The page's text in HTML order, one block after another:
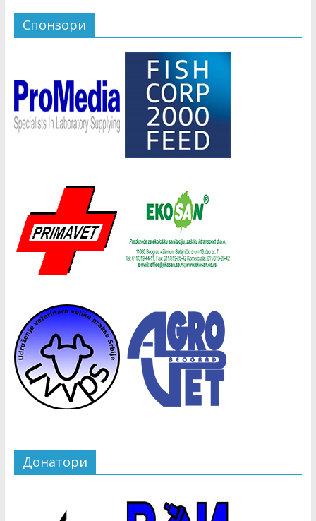
Спонзори
Донатори